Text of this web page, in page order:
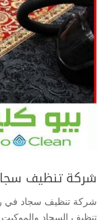
شركة تنظيف
شركة تنظيف سجاد في
تنظيف السجاد